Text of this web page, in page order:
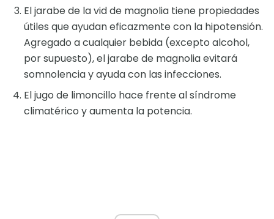
El jarabe de la vid de magnolia tiene propiedades
útiles que ayudan eficazmente con la hipotensión.
Agregado a cualquier bebida (excepto alcohol,
por supuesto), el jarabe de magnolia evitará
somnolencia y ayuda con las infecciones.
El jugo de limoncillo hace frente al síndrome
climatérico y aumenta la potencia.